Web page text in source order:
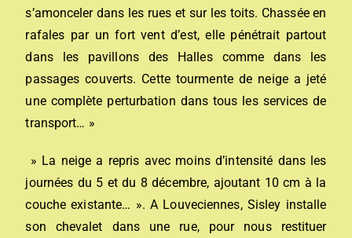
s’amonceler dans les rues et sur les toits. Chassée en
rafales par un fort vent d’est, elle pénétrait partout
dans les pavillons des Halles comme dans les
passages couverts. Cette tourmente de neige a jeté
une complète perturbation dans tous les services de
transport… »
» La neige a repris avec moins d’intensité dans les
journées du 5 et du 8 décembre, ajoutant 10 cm à la
couche existante… ». A Louveciennes, Sisley installe
son chevalet dans une rue, pour nous restituer